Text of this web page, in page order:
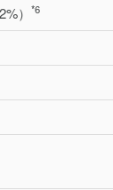
） *6